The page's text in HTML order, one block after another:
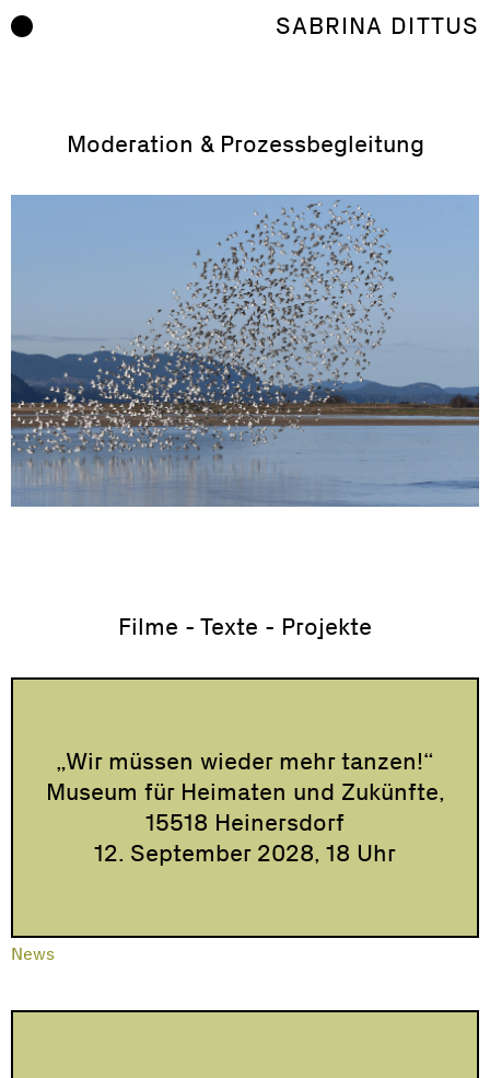
Zum Inhalt springen
SABRINA DITTUS
Moderation & Prozessbegleitung
Filme - Texte - Projekte
„Wir müssen wieder mehr tanzen!“
Museum für Heimaten und Zukünfte,
15518 Heinersdorf
12. September 2028, 18 Uhr
News